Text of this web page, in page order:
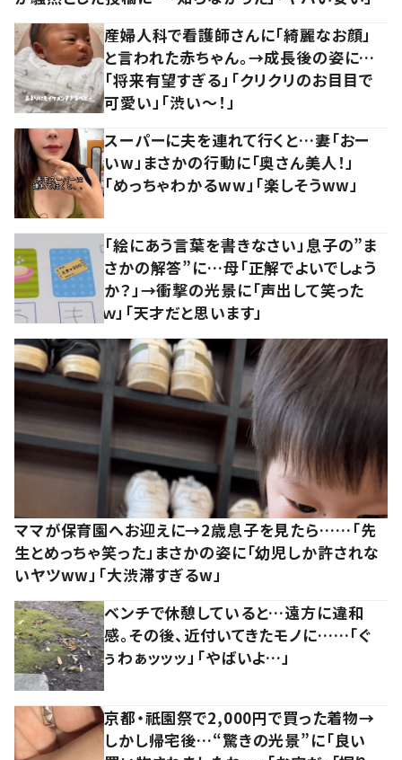
産婦人科で看護師さんに「綺麗なお顔」
と言われた赤ちゃん。→成長後の姿に…
「将来有望すぎる」「クリクリのお目目で
可愛い」「渋い～！」
スーパーに夫を連れて行くと…妻「おー
いw」まさかの行動に「奥さん美人！」
「めっちゃわかるww」「楽しそうww」
「絵にあう言葉を書きなさい」息子の”ま
さかの解答”に…母「正解でよいでしょう
か？」→衝撃の光景に「声出して笑った
ｗ」「天才だと思います」
ママが保育園へお迎えに→2歳息子を見たら……「先
生とめっちゃ笑った」まさかの姿に「幼児しか許されな
いヤツww」「大渋滞すぎるw」
ベンチで休憩していると…遠方に違和
感。その後、近付いてきたモノに……「ぐ
ぅわぁッッッ」「やばいよ…」
京都・祇園祭で2,000円で買った着物→
しかし帰宅後…“驚きの光景”に「良い